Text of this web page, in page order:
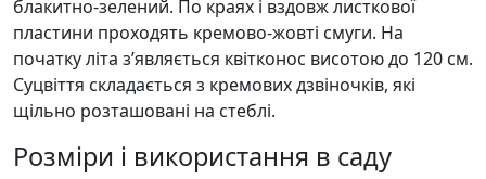
блакитно-зелений. По краях і вздовж листкової
пластини проходять кремово-жовті смуги. На
початку літа з’являється квітконос висотою до 120 см.
Суцвіття складається з кремових дзвіночків, які
щільно розташовані на стеблі.
Розміри і використання в саду